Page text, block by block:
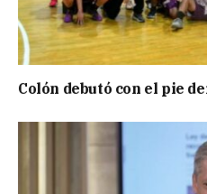
Colón debutó con el pie